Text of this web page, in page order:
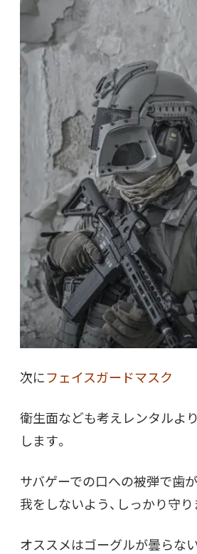
次にフェイスガードマスク
衛生面なども考えレンタルよ
します。
サバゲーでの口への被弾で歯
我をしないよう、しっかり守り
オススメはゴーグルが曇らな